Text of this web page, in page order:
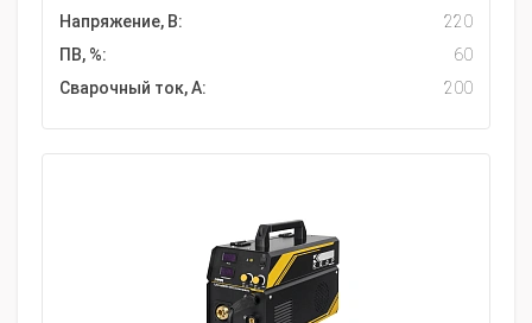
Напряжение, В:
220
ПВ, %:
60
Сварочный ток, А:
200